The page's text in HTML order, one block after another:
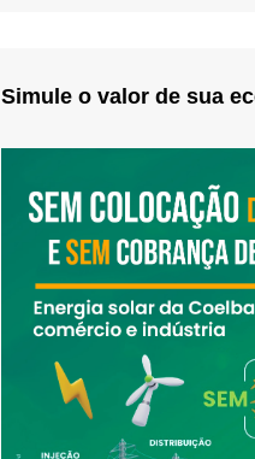
Simule o valor de sua